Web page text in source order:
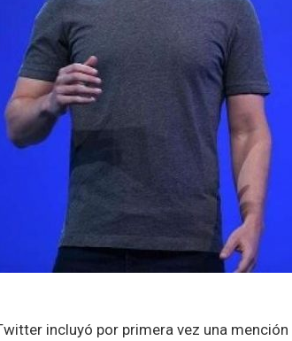
incluyó por primera vez una